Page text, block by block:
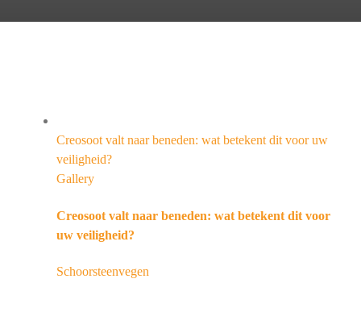
Creosoot valt naar beneden: wat betekent dit voor uw
veiligheid?
Gallery
Creosoot valt naar beneden: wat betekent dit voor
uw veiligheid?
Schoorsteenvegen